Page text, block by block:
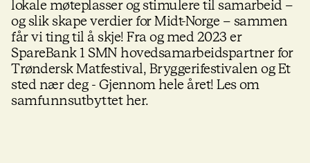
lokale møteplasser og stimulere til samarbeid –
og slik skape verdier for Midt-Norge – sammen
får vi ting til å skje! Fra og med 2023 er
SpareBank 1 SMN hovedsamarbeidspartner for
Trøndersk Matfestival, Bryggerifestivalen og Et
sted nær deg - Gjennom hele året! Les om
samfunnsutbyttet her.